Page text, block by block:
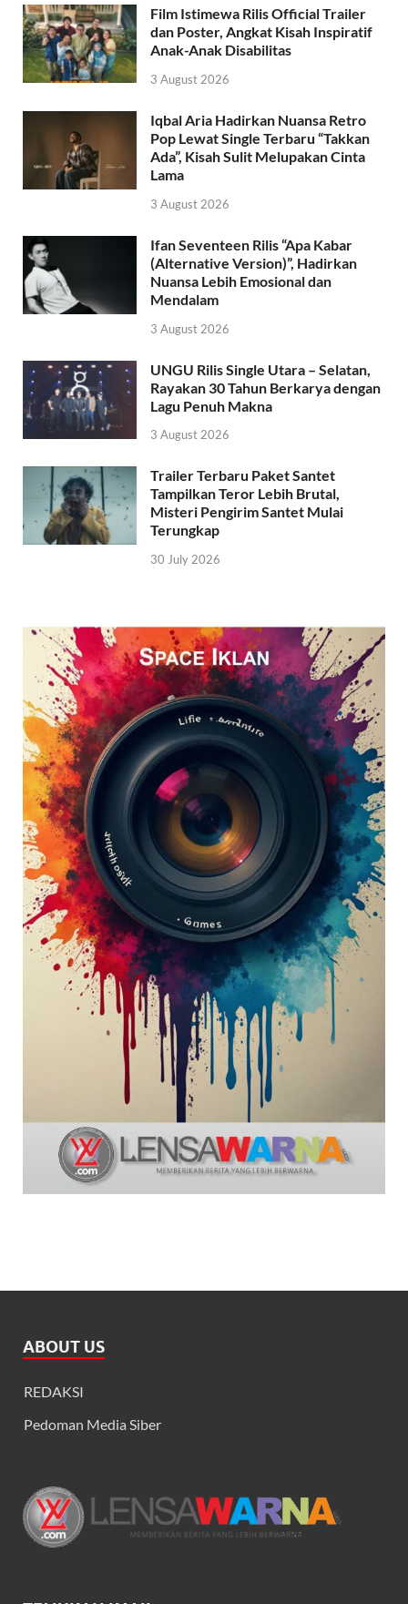
Film Istimewa Rilis Official Trailer
dan Poster, Angkat Kisah Inspiratif
Anak-Anak Disabilitas
3 August 2026
Iqbal Aria Hadirkan Nuansa Retro
Pop Lewat Single Terbaru “Takkan
Ada”, Kisah Sulit Melupakan Cinta
Lama
3 August 2026
Ifan Seventeen Rilis “Apa Kabar
(Alternative Version)”, Hadirkan
Nuansa Lebih Emosional dan
Mendalam
3 August 2026
UNGU Rilis Single Utara – Selatan,
Rayakan 30 Tahun Berkarya dengan
Lagu Penuh Makna
3 August 2026
Trailer Terbaru Paket Santet
Tampilkan Teror Lebih Brutal,
Misteri Pengirim Santet Mulai
Terungkap
30 July 2026
ABOUT US
REDAKSI
Pedoman Media Siber